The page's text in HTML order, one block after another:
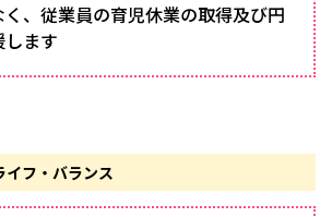
、従業員の育児休業の取得及び円
ます
フ・バランス